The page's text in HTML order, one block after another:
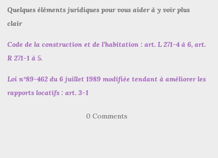
Quelques éléments juridiques pour vous aider à y voir plus
clair
Code de la construction et de l’habitation : art. L 271-4 à 6, art.
R 271-1 à 5.
Loi n°89-462 du 6 juillet 1989 modifiée tendant à améliorer les
rapports locatifs : art. 3-1
0 Comments